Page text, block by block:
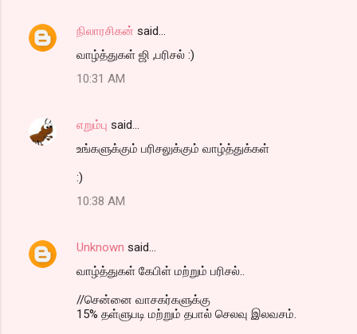
நிலாரசிகன் said…
வாழ்த்துகள் ஜி ,பரிசல் :)
10:31 AM
எறும்பு said…
உங்களுக்கும் பரிசலுக்கும் வாழ்த்துக்கள்
:)
10:38 AM
Unknown said…
வாழ்த்துகள் கேபிள் மற்றும் பரிசல்..
//சென்னை வாசகர்களுக்கு
15% தள்ளுபடி மற்றும் தபால் செலவு இலவசம்.